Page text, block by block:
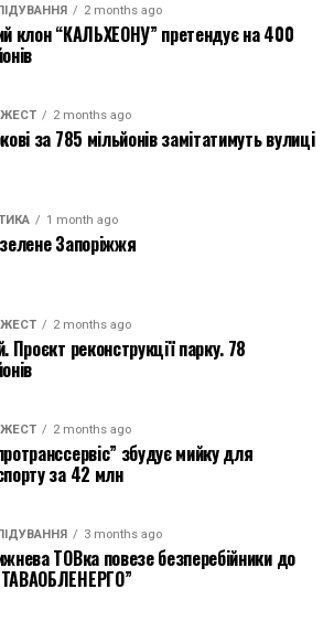
2 months ago
клон “КАЛЬХЕОНУ” претендує на 400
2 months ago
за 785 мільйонів замітатимуть вулиці
1 month ago
Запоріжжя
2 months ago
Проєкт реконструкції парку. 78
2 months ago
збудує мийку для
за 42 млн
3 months ago
ТОВка повезе безперебійники до